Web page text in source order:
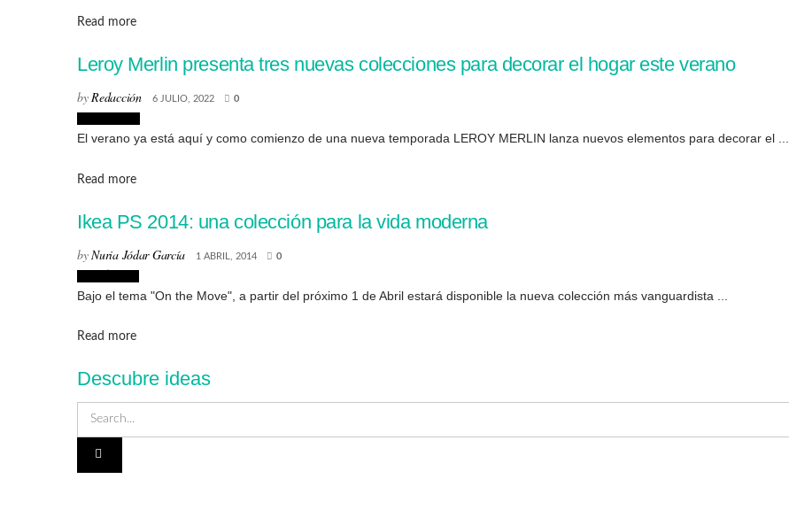
Read moreDetails
Leroy Merlin presenta tres nuevas colecciones para decorar el hogar este verano
byRedacción 6 JULIO, 2022 0
El verano ya está aquí y como comienzo de una nueva temporada LEROY MERLIN lanza nuevos elementos para decorar el ...
Read moreDetails
Ikea PS 2014: una colección para la vida moderna
byNuria Jódar García 1 ABRIL, 2014 0
Bajo el tema "On the Move", a partir del próximo 1 de Abril estará disponible la nueva colección más vanguardista ...
Read moreDetails
Descubre ideas